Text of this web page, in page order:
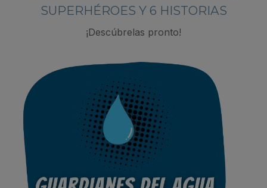
SUPERHÉROES Y 6 HISTORIAS
¡Descúbrelas pronto!